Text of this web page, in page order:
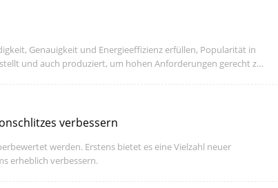
Genauigkeit und Energieeffizienz erfüllen, Popularität in
und auch produziert, um hohen Anforderungen gerecht zu
verbessern
werden. Erstens bietet es eine Vielzahl neuer
erheblich verbessern.